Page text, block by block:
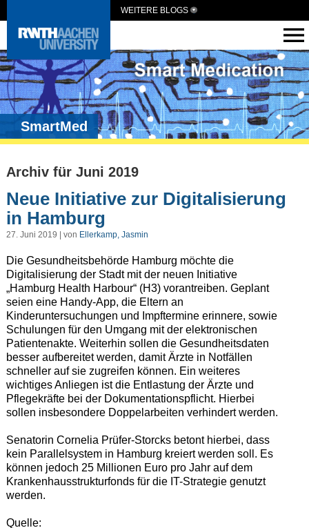
WEITERE BLOGS
SmartMed
Archiv für Juni 2019
Neue Initiative zur Digitalisierung
in Hamburg
27. Juni 2019 | von Ellerkamp, Jasmin
Die Gesundheitsbehörde Hamburg möchte die
Digitalisierung der Stadt mit der neuen Initiative
„Hamburg Health Harbour“ (H3) vorantreiben. Geplant
seien eine Handy-App, die Eltern an
Kinderuntersuchungen und Impftermine erinnere, sowie
Schulungen für den Umgang mit der elektronischen
Patientenakte. Weiterhin sollen die Gesundheitsdaten
besser aufbereitet werden, damit Ärzte in Notfällen
schneller auf sie zugreifen können. Ein weiteres
wichtiges Anliegen ist die Entlastung der Ärzte und
Pflegekräfte bei der Dokumentationspflicht. Hierbei
sollen insbesondere Doppelarbeiten verhindert werden.
Senatorin Cornelia Prüfer-Storcks betont hierbei, dass
kein Parallelsystem in Hamburg kreiert werden soll. Es
können jedoch 25 Millionen Euro pro Jahr auf dem
Krankenhausstrukturfonds für die IT-Strategie genutzt
werden.
Quelle: